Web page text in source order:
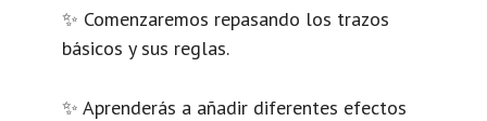
✨ Comenzaremos repasando los trazos
básicos y sus reglas.
✨ Aprenderás a añadir diferentes efectos